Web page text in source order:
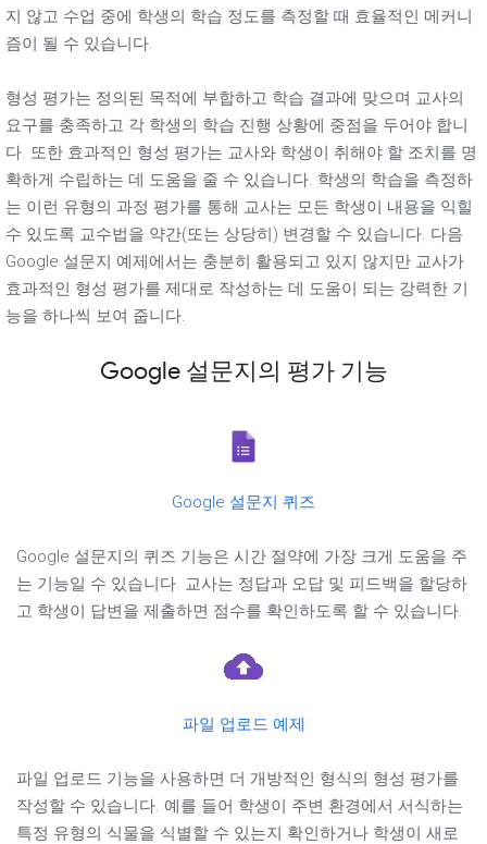
지 않고 수업 중에 학생의 학습 정도를 측정할 때 효율적인 메커니
즘이 될 수 있습니다.
형성 평가는 정의된 목적에 부합하고 학습 결과에 맞으며 교사의
요구를 충족하고 각 학생의 학습 진행 상황에 중점을 두어야 합니
다. 또한 효과적인 형성 평가는 교사와 학생이 취해야 할 조치를 명
확하게 수립하는 데 도움을 줄 수 있습니다. 학생의 학습을 측정하
는 이런 유형의 과정 평가를 통해 교사는 모든 학생이 내용을 익힐
수 있도록 교수법을 약간(또는 상당히) 변경할 수 있습니다. 다음
Google 설문지 예제에서는 충분히 활용되고 있지 않지만 교사가
효과적인 형성 평가를 제대로 작성하는 데 도움이 되는 강력한 기
능을 하나씩 보여 줍니다.
Google 설문지의 평가 기능
Google 설문지 퀴즈
Google 설문지의 퀴즈 기능은 시간 절약에 가장 크게 도움을 주
는 기능일 수 있습니다. 교사는 정답과 오답 및 피드백을 할당하
고 학생이 답변을 제출하면 점수를 확인하도록 할 수 있습니다.
파일 업로드 예제
파일 업로드 기능을 사용하면 더 개방적인 형식의 형성 평가를
작성할 수 있습니다. 예를 들어 학생이 주변 환경에서 서식하는
특정 유형의 식물을 식별할 수 있는지 확인하거나 학생이 새로